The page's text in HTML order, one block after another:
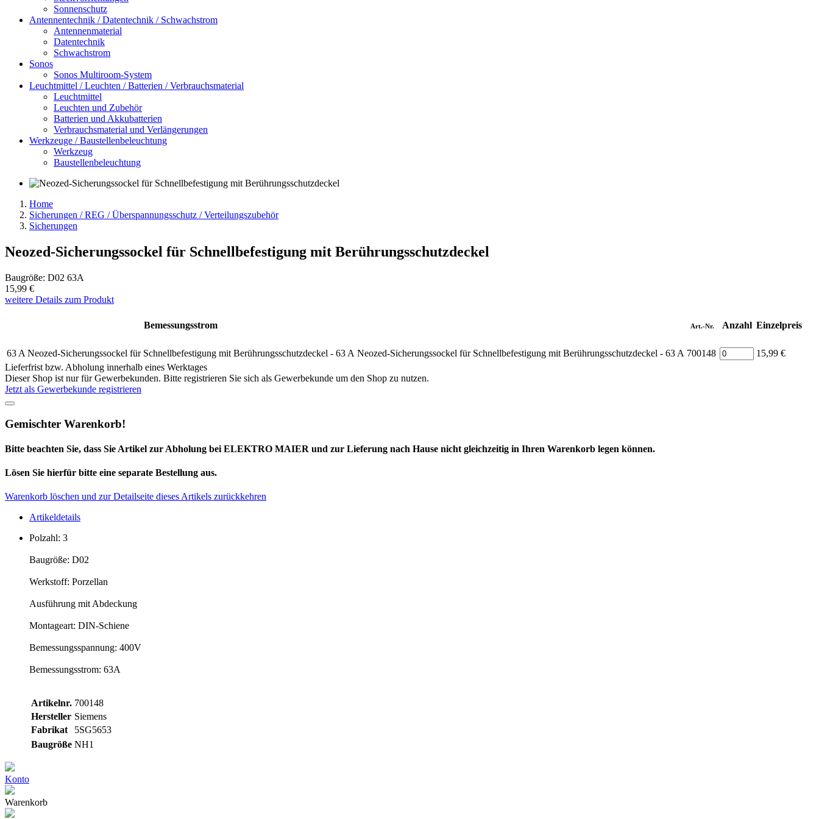
Sonnenschutz
Antennentechnik / Datentechnik / Schwachstrom
Antennenmaterial
Datentechnik
Schwachstrom
Sonos
Sonos Multiroom-System
Leuchtmittel / Leuchten / Batterien / Verbrauchsmaterial
Leuchtmittel
Leuchten und Zubehör
Batterien und Akkubatterien
Verbrauchsmaterial und Verlängerungen
Werkzeuge / Baustellenbeleuchtung
Werkzeug
Baustellenbeleuchtung
Home
Sicherungen / REG / Überspannungsschutz / Verteilungszubehör
Sicherungen
Neozed-Sicherungssockel für Schnellbefestigung mit Berührungsschutzdeckel
Baugröße: D02 63A
15,99 €
weitere Details zum Produkt
Bemessungsstrom Art.-Nr. Anzahl Einzelpreis
63 A Neozed-Sicherungssockel für Schnellbefestigung mit Berührungsschutzdeckel - 63 A Neozed-Sicherungssockel für Schnellbefestigung mit Berührungsschutzdeckel - 63 A 700148
15,99 €
Lieferfrist bzw. Abholung innerhalb eines Werktages
Dieser Shop ist nur für Gewerbekunden. Bitte registrieren Sie sich als Gewerbekunde um den Shop zu nutzen.
Jetzt als Gewerbekunde registrieren
Gemischter Warenkorb!
Bitte beachten Sie, dass Sie Artikel zur Abholung bei ELEKTRO MAIER und zur Lieferung nach Hause nicht gleichzeitig in Ihren Warenkorb legen können.
Lösen Sie hierfür bitte eine separate Bestellung aus.
Warenkorb löschen und zur Detailseite dieses Artikels zurückkehren
Artikeldetails
Polzahl: 3
Baugröße: D02
Werkstoff: Porzellan
Ausführung mit Abdeckung
Montageart: DIN-Schiene
Bemessungsspannung: 400V
Bemessungsstrom: 63A
Artikelnr. 700148
Hersteller Siemens
Fabrikat
5SG5653
Baugröße NH1
Konto
Warenkorb